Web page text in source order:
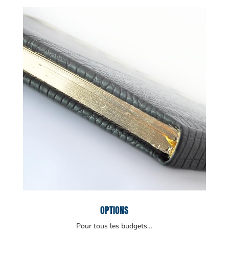
OPTIONS
Pour tous les budgets…